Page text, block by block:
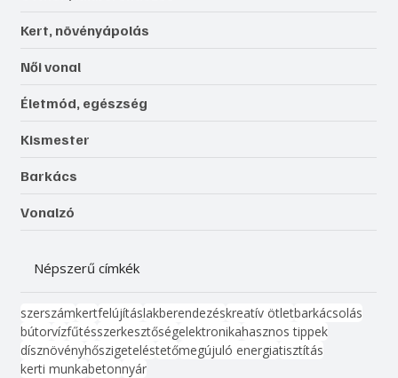
Kert, növényápolás
Női vonal
Életmód, egészség
Kismester
Barkács
Vonalzó
Népszerű címkék
szerszámkertfelújításlakberendezéskreatív ötletbarkácsolás
bútorvízfűtésszerkesztőségelektronikahasznos tippek
dísznövényhőszigeteléstetőmegújuló energiatisztítás
kerti munkabetonnyár